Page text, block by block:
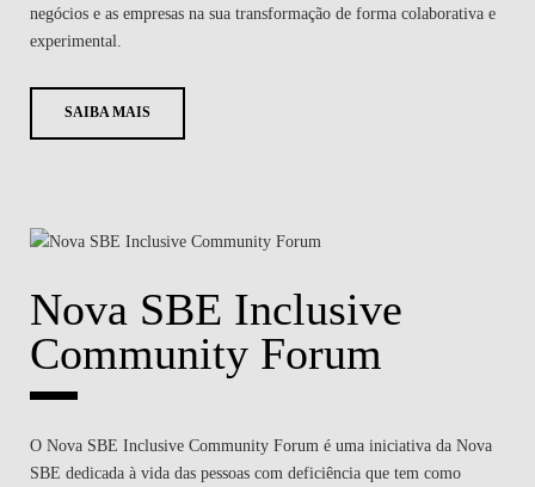
negócios e as empresas na sua transformação de forma colaborativa e
experimental.
SAIBA MAIS
Nova SBE Inclusive
Community Forum
O Nova SBE Inclusive Community Forum é uma iniciativa da Nova
SBE dedicada à vida das pessoas com deficiência que tem como